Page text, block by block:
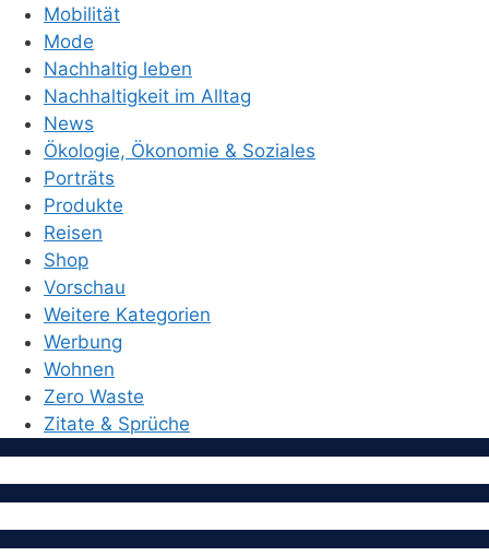
Mobilität
Mode
Nachhaltig leben
Nachhaltigkeit im Alltag
News
Ökologie, Ökonomie & Soziales
Porträts
Produkte
Reisen
Shop
Vorschau
Weitere Kategorien
Werbung
Wohnen
Zero Waste
Zitate & Sprüche